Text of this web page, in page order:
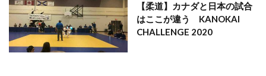
【柔道】カナダと日本の試合
はここが違う KANOKAI
CHALLENGE 2020